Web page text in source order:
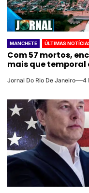
MANCHETE ÚLTIMAS
Com 57 mortos,
mais que temporal
Jornal Do Rio De Janeiro 4